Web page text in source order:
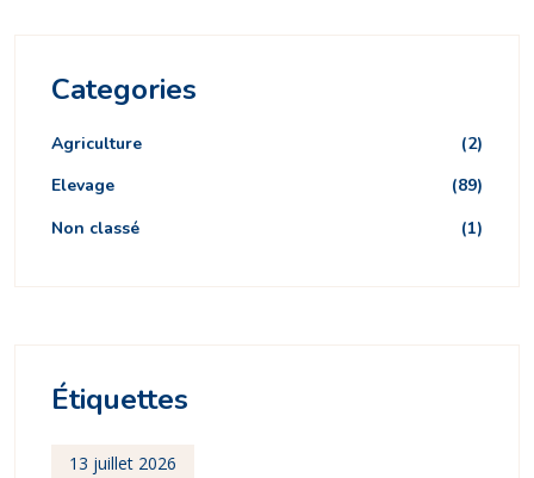
Categories
Agriculture
(2)
Elevage
(89)
Non classé
(1)
Étiquettes
13 juillet 2026